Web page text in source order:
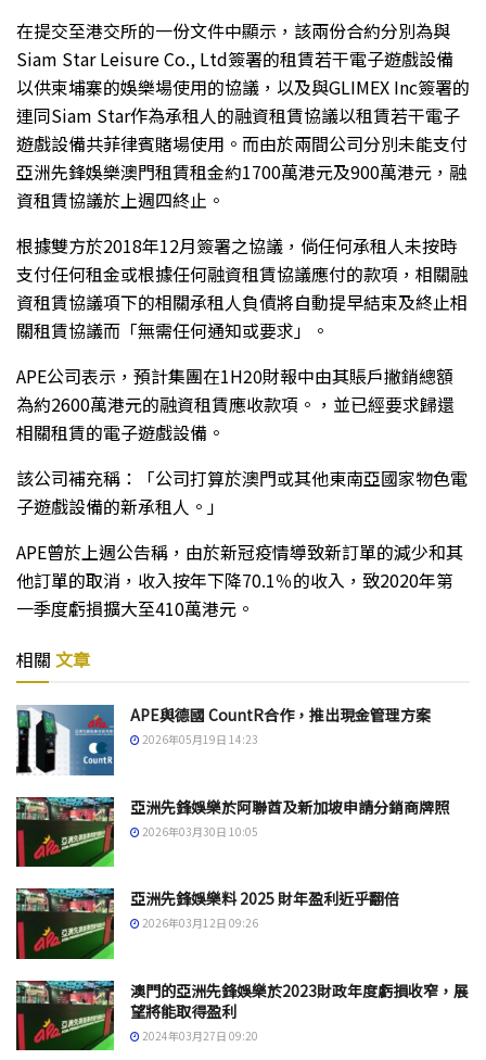
在提交至港交所的一份文件中顯示，該兩份合約分別為與
Siam Star Leisure Co., Ltd簽署的租賃若干電子遊戲設備
以供柬埔寨的娛樂場使用的協議，以及與GLIMEX Inc簽署的
連同Siam Star作為承租人的融資租賃協議以租賃若干電子
遊戲設備共菲律賓賭場使用。而由於兩間公司分別未能支付
亞洲先鋒娛樂澳門租賃租金約1700萬港元及900萬港元，融
資租賃協議於上週四終止。
根據雙方於2018年12月簽署之協議，倘任何承租人未按時
支付任何租金或根據任何融資租賃協議應付的款項，相關融
資租賃協議項下的相關承租人負債將自動提早結束及終止相
關租賃協議而「無需任何通知或要求」。
APE公司表示，預計集團在1H20財報中由其賬戶撇銷總額
為約2600萬港元的融資租賃應收款項。，並已經要求歸還
相關租賃的電子遊戲設備。
該公司補充稱：「公司打算於澳門或其他東南亞國家物色電
子遊戲設備的新承租人。」
APE曾於上週公告稱，由於新冠疫情導致新訂單的減少和其
他訂單的取消，收入按年下降70.1％的收入，致2020年第
一季度虧損擴大至410萬港元。
相關 文章
APE與德國 CountR合作，推出現金管理方案
2026年05月19日 14:23
亞洲先鋒娛樂於阿聯酋及新加坡申請分銷商牌照
2026年03月30日 10:05
亞洲先鋒娛樂料 2025 財年盈利近乎翻倍
2026年03月12日 09:26
澳門的亞洲先鋒娛樂於2023財政年度虧損收窄，展
望將能取得盈利
2024年03月27日 09:20